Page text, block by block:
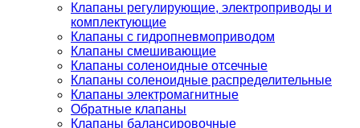
Клапаны регулирующие, электроприводы и
комплектующие
Клапаны с гидропневмоприводом
Клапаны смешивающие
Клапаны соленоидные отсечные
Клапаны соленоидные распределительные
Клапаны электромагнитные
Обратные клапаны
Клапаны балансировочные